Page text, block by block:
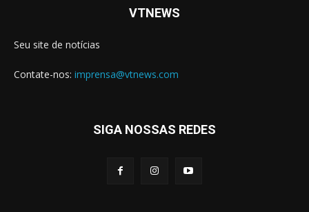
VTNEWS
Seu site de notícias
Contate-nos: imprensa@vtnews.com
SIGA NOSSAS REDES